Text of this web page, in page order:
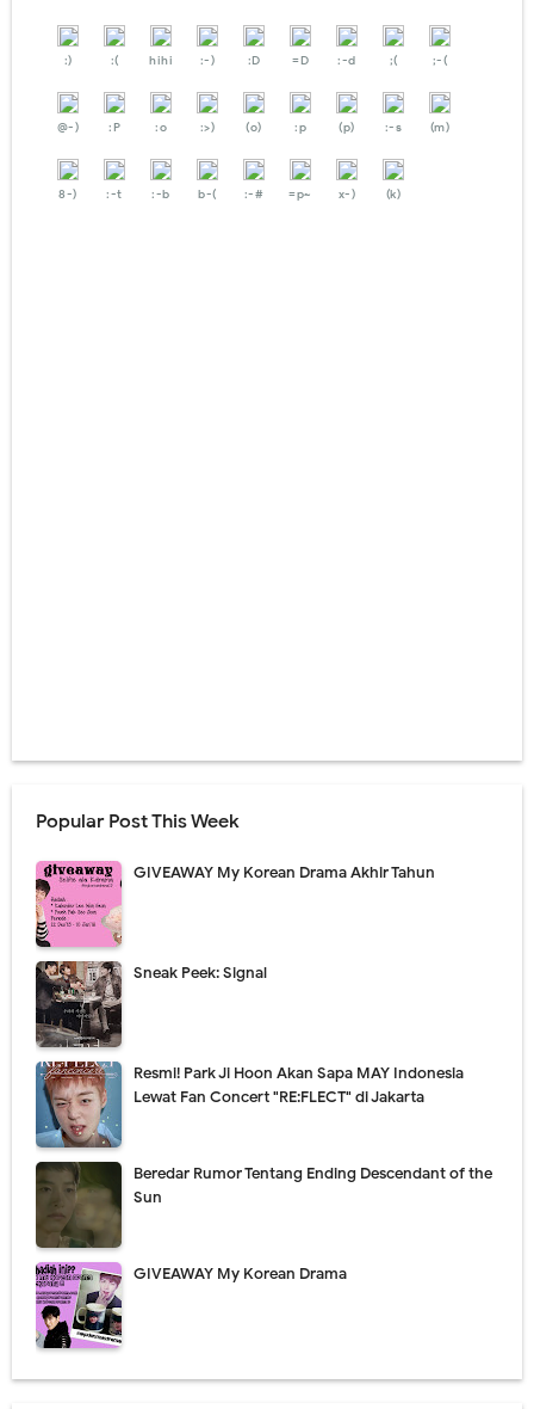
:) :( hihi :-) :D =D :-d ;( ;-(
@-) :P :o :>) (o) :p (p) :-s (m)
8-) :-t :-b b-( :-# =p~ x-) (k)
Popular Post This Week
GIVEAWAY My Korean Drama Akhir Tahun
Sneak Peek: Signal
Resmi! Park Ji Hoon Akan Sapa MAY Indonesia
Lewat Fan Concert "RE:FLECT" di Jakarta
Beredar Rumor Tentang Ending Descendant of the
Sun
GIVEAWAY My Korean Drama